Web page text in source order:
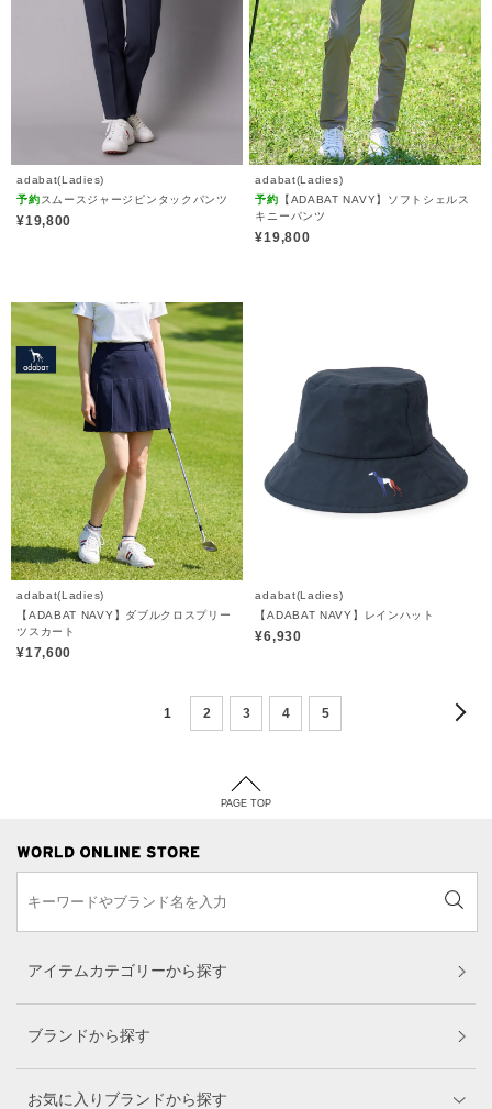
adabat(Ladies)
予約スムースジャージピンタックパンツ
¥19,800
adabat(Ladies)
予約 【ADABAT NAVY】ソフトシェルス
キニーパンツ
¥19,800
adabat(Ladies)
【ADABAT NAVY】ダブルクロスプリー
ツスカート
¥17,600
adabat(Ladies)
【ADABAT NAVY】レインハット
¥6,930
1 2 3 4 5
PAGE TOP
アイテムカテゴリーから探す
ブランドから探す
お気に入りブランドから探す